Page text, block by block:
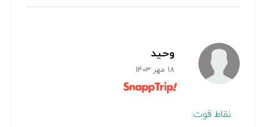
وحید
18 مهر 1403
نقاط قوت: